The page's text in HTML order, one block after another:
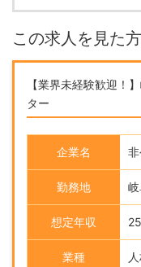
この求人を見た
【業界未経験歓迎！
ター
企業名
勤務地
想定年収
業種